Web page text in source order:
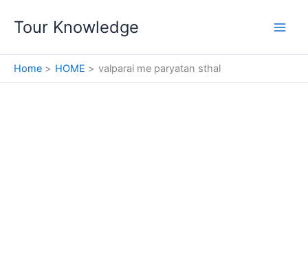
Tour Knowledge
Home HOME valparai me paryatan sthal